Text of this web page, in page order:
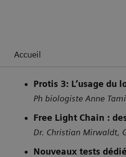
Accueil
Protis 3: L’usage du
Ph biologiste Anne
Free Light Chain :
Dr. Christian Mirwaldt,
Nouveaux tests